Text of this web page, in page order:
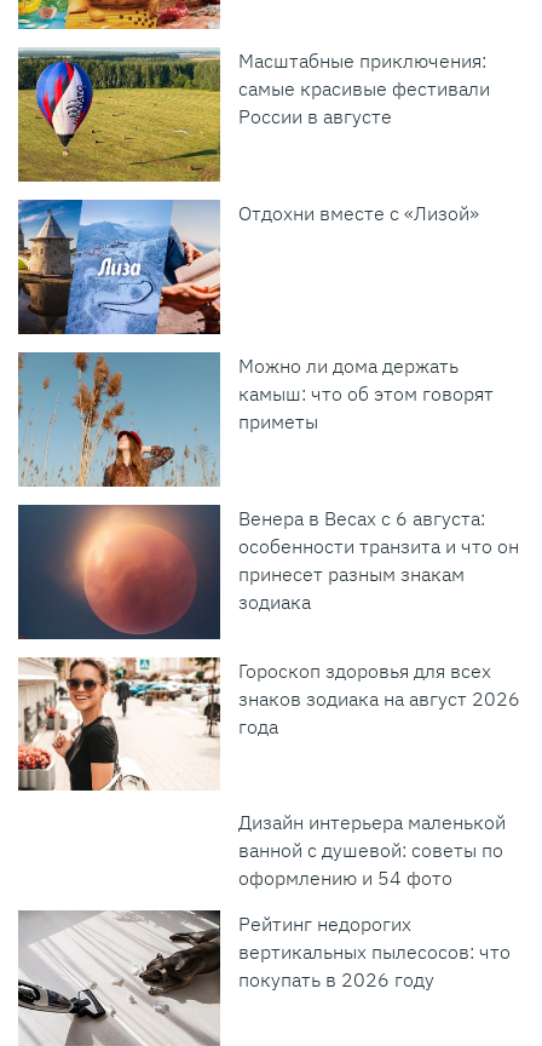
Масштабные приключения:
самые красивые фестивали
России в августе
Отдохни вместе с «Лизой»
Можно ли дома держать
камыш: что об этом говорят
приметы
Венера в Весах с 6 августа:
особенности транзита и что он
принесет разным знакам
зодиака
Гороскоп здоровья для всех
знаков зодиака на август 2026
года
Дизайн интерьера маленькой
ванной с душевой: советы по
оформлению и 54 фото
Рейтинг недорогих
вертикальных пылесосов: что
покупать в 2026 году